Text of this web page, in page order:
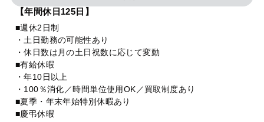
【年間休日125日】
■週休2日制
・土日勤務の可能性あり
・休日数は月の土日祝数に応じて変動
■有給休暇
・年10日以上
・100％消化／時間単位使用OK／買取制度あり
■夏季・年末年始特別休暇あり
■慶弔休暇